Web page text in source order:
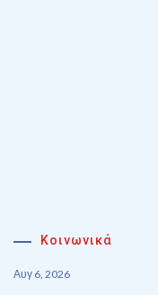
Κοινωνικά
Αυγ 6, 2026